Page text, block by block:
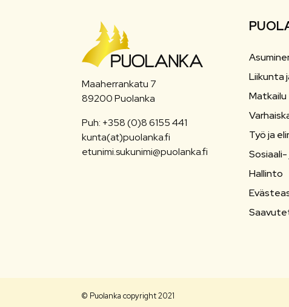
Maaherrankatu 7
89200 Puolanka
Puh: +358 (0)8 6155 441
kunta(at)puolanka.fi
etunimi.sukunimi@puolanka.fi
Liikunta
Matkailu
Työ ja
Hallinto
© Puolanka copyright 2021